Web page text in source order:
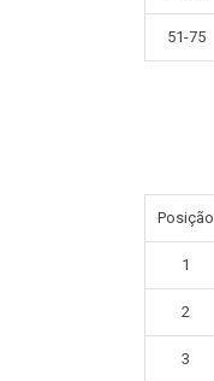
51-75
Posição
1
2
3